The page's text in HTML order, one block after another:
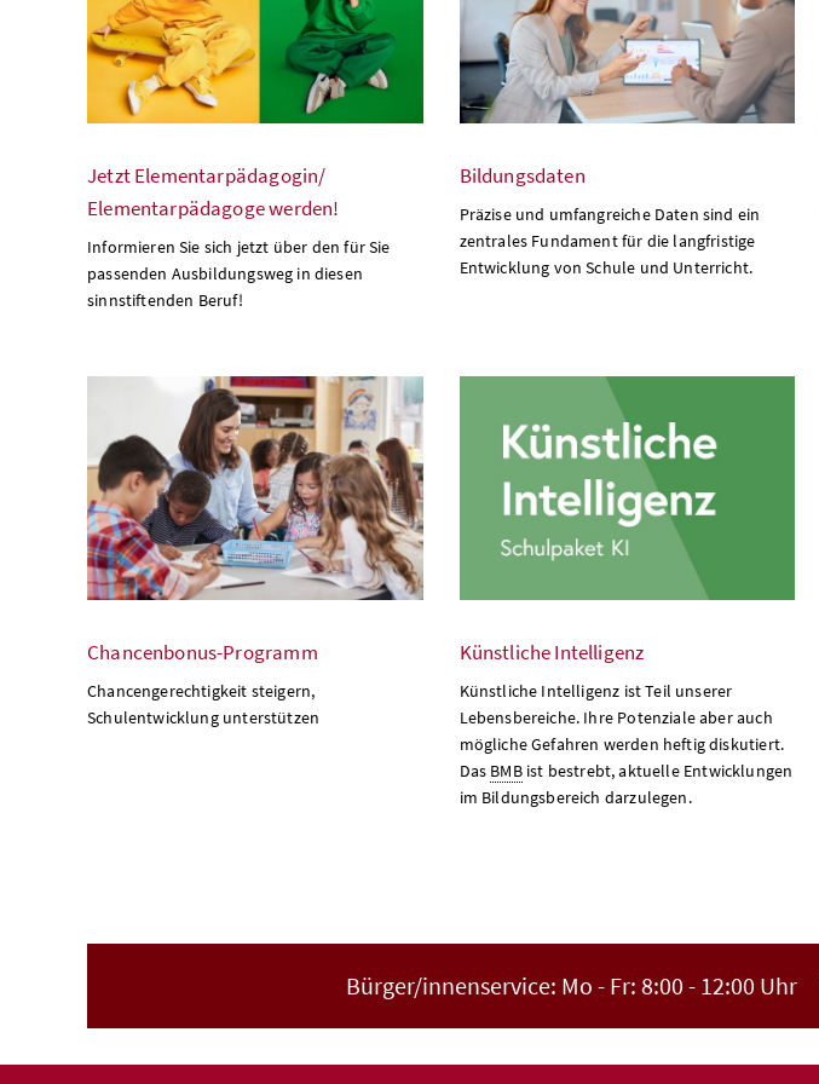
Jetzt Elementarpädagogin/
Elementarpädagoge werden!
Informieren Sie sich jetzt über den für Sie
passenden Ausbildungsweg in diesen
sinnstiftenden Beruf!
Bildungsdaten
Präzise und umfangreiche Daten sind ein
zentrales Fundament für die langfristige
Entwicklung von Schule und Unterricht.
Chancenbonus-Programm
Chancengerechtigkeit steigern,
Schulentwicklung unterstützen
Künstliche Intelligenz
Künstliche Intelligenz ist Teil unserer
Lebensbereiche. Ihre Potenziale aber auch
mögliche Gefahren werden heftig diskutiert.
Das BMBist bestrebt, aktuelle Entwicklungen
im Bildungsbereich darzulegen.
Bürger/innenservice: Mo - Fr: 8:00 - 12:00 Uhr